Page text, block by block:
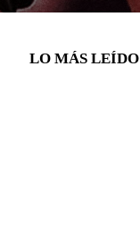
LO MÁS LEÍDO